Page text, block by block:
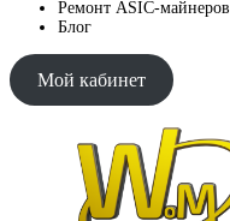
Ремонт ASIC-майнеров
Блог
Мой кабинет